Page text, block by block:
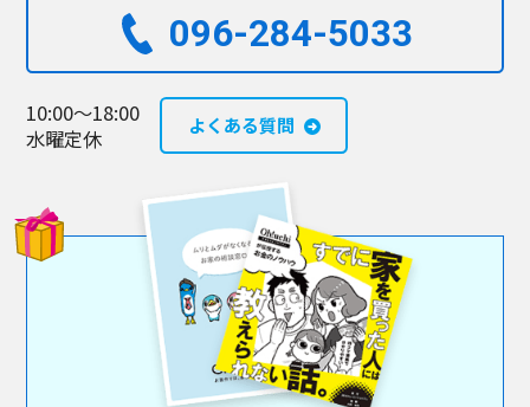
096-284-5033​
10:00～18:00
水曜定休
よくある質問